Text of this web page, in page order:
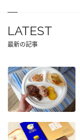
LATEST
最新の記事